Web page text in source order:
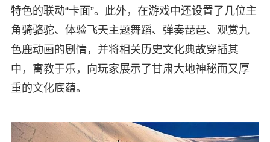
特色的联动“卡面”。此外，在游戏中还设置了几位主
角骑骆驼、体验飞天主题舞蹈、弹奏琵琶、观赏九
色鹿动画的剧情，并将相关历史文化典故穿插其
中，寓教于乐，向玩家展示了甘肃大地神秘而又厚
重的文化底蕴。